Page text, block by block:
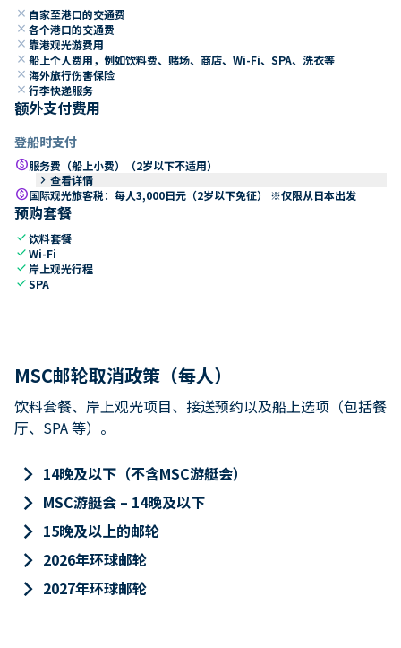
close 自家至港口的交通费
close 各个港口的交通费
close 靠港观光游费用
close 船上个人费用，例如饮料费、赌场、商店、Wi-Fi、SPA、洗衣等
close 海外旅行伤害保险
close 行李快递服务
额外支付费用
登船时支付
paid服务费（船上小费）（2岁以下不适用）
keyboard_arrow_right 查看详情
paid国际观光旅客税：每人3,000日元（2岁以下免征） ※仅限从日本出发
预购套餐
check饮料套餐
checkWi-Fi
check 岸上观光行程
checkSPA
MSC邮轮取消政策（每人）
饮料套餐、岸上观光项目、接送预约以及船上选项（包括餐
厅、SPA 等）。
keyboard_arrow_right 14晚及以下（不含MSC游艇会）
keyboard_arrow_right MSC游艇会 – 14晚及以下
keyboard_arrow_right 15晚及以上的邮轮
keyboard_arrow_right 2026年环球邮轮
keyboard_arrow_right 2027年环球邮轮